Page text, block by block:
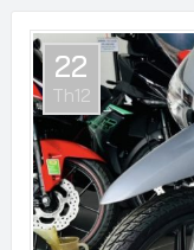
22
Th12